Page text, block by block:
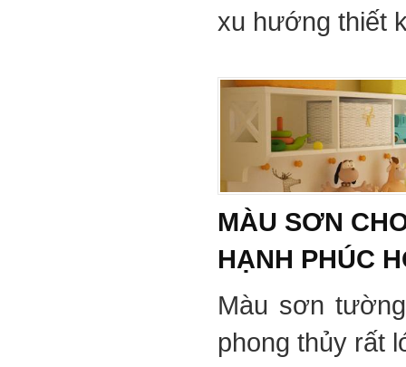
xu hướng thiết
MÀU SƠN
HẠNH PHÚC
Màu sơn
phong thủy rất